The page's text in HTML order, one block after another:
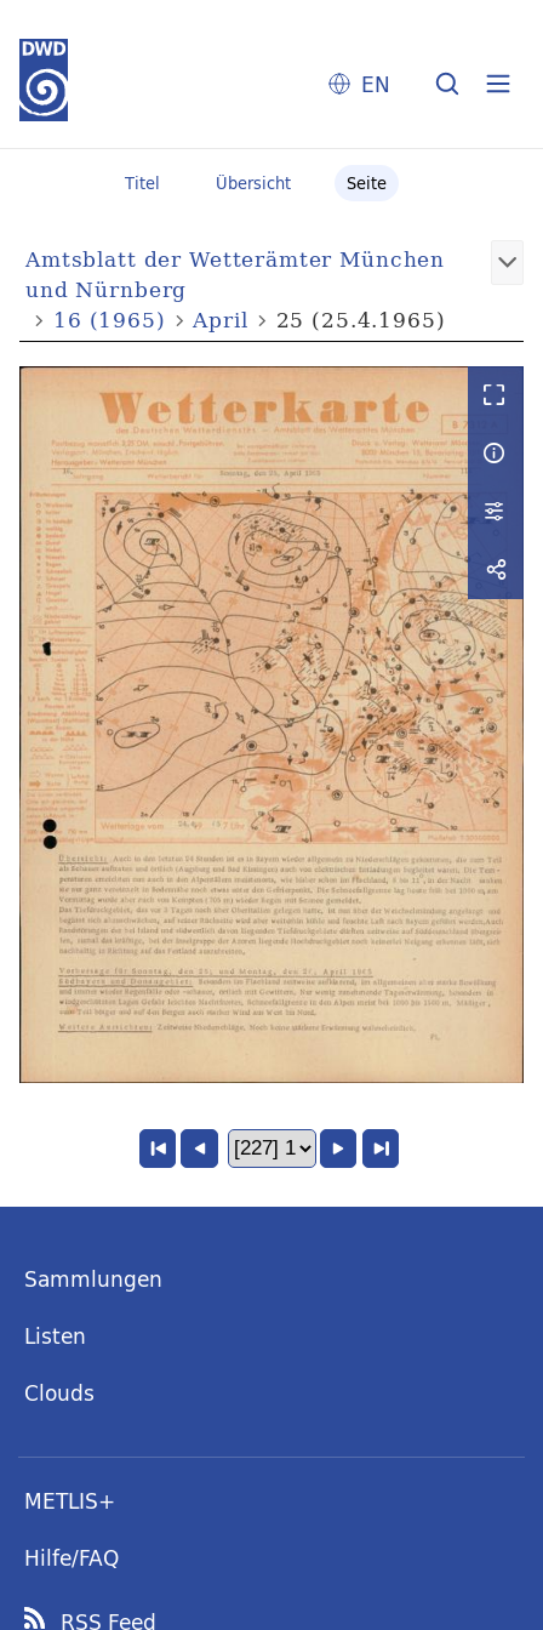
EN
Titel Übersicht Seite
Amtsblatt der Wetterämter München
und Nürnberg
16 (1965)
April 25 (25.4.1965)
Sammlungen
Listen
Clouds
METLIS+
Hilfe/FAQ
RSS Feed